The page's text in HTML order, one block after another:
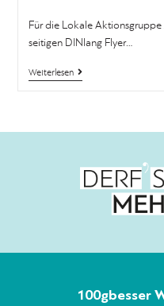
Für die Lokale
seitigen DINlang Flyer…
Weiterlesen
100gbesser